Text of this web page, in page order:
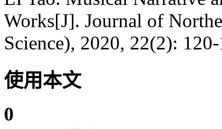
Works[J]. Journal of
Science), 2020, 22(2):
使用本文
0